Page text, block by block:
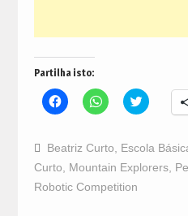
Partilha isto:
Click
to
Facebook
(Opens
in
new
window)
Click
to
WhatsApp
(Opens
in
new
window)
Click
to
Twitter
(Opens
in
new
Beatriz Curto Escola
Curto
Mountain Explorers,
Robotic Competition